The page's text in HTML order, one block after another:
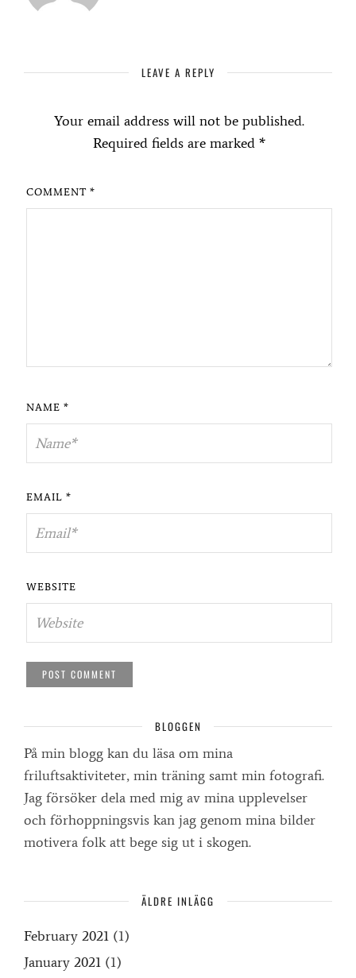
LEAVE A REPLY
Your email address will not be published.
Required fields are marked *
COMMENT *
NAME *
EMAIL *
WEBSITE
BLOGGEN
På min blogg kan du läsa om mina
friluftsaktiviteter, min träning samt min fotografi.
Jag försöker dela med mig av mina upplevelser
och förhoppningsvis kan jag genom mina bilder
motivera folk att bege sig ut i skogen.
ÄLDRE INLÄGG
February 2021 (1)
January 2021 (1)